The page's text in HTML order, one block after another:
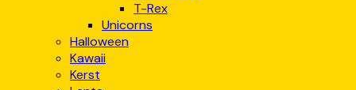
T-Rex
Unicorns
Halloween
Kawaii
Kerst